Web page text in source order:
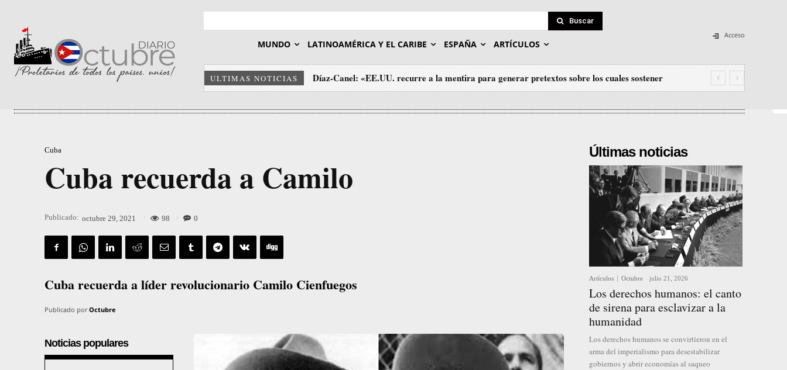
Buscar
MUNDO LATINOAMÉRICA Y EL CARIBE ESPAÑA ARTÍCULOS
Acceso
ULTIMAS NOTICIAS
Díaz-Canel: «EE.UU. recurre a la mentira para generar pretextos sobre los cuales sostener
sus agresiones contra Cuba»
Cuba
Cuba recuerda a Camilo
Publicado: octubre 29, 2021 98 0
Cuba recuerda a líder revolucionario Camilo Cienfuegos
Publicado por Octubre
Noticias populares
Últimas noticias
Artículos Octubre - julio 21, 2026
Los derechos humanos: el canto
de sirena para esclavizar a la
humanidad
Los derechos humanos se convirtieron en el
arma del imperialismo para desestabilizar
gobiernos y abrir economías al saqueo